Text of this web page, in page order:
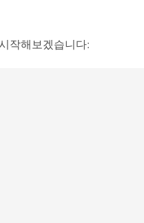
작해보겠습니다: